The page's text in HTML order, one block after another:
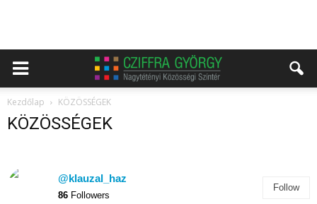
Kezdőlap KÖZÖSSÉGEK
KÖZÖSSÉGEK
@klauzal_haz
86 Followers
Follow